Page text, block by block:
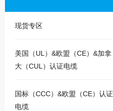
现货专区
美国（UL）&欧盟（CE）&加拿
大（CUL）认证电缆
国标（CCC）&欧盟（CE）认证
电缆